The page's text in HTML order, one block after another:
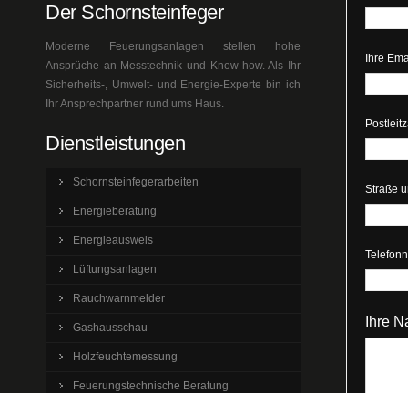
Ihre
Straße
Ihre
Der Schornsteinfeger
Moderne Feuerungsanlagen stellen hohe
Ansprüche an Messtechnik und Know-how. Als Ihr
Sicherheits-, Umwelt- und Energie-Experte bin ich
Ihr Ansprechpartner rund ums Haus.
Dienstleistungen
Schornsteinfegerarbeiten
Energieberatung
Energieausweis
Lüftungsanlagen
Rauchwarnmelder
Gashausschau
Holzfeuchtemessung
Feuerungstechnische Beratung